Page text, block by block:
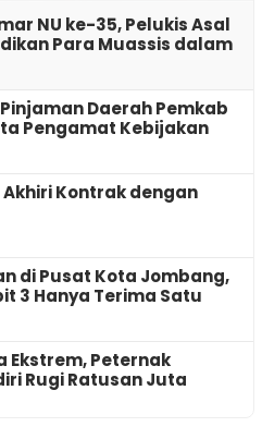
NU ke-35, Pelukis Asal
Para Muassis dalam
Daerah Pemkab
Pengamat Kebijakan
Kontrak dengan
di Pusat Kota Jombang,
3 Hanya Terima Satu
Ekstrem, Peternak
Rugi Ratusan Juta